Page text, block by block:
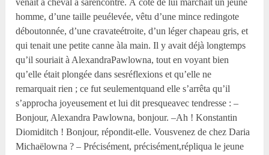
venait à cheval à sarencontre. À côté de lui marchait un jeune
homme, d’une taille peuélevée, vêtu d’une mince redingote
déboutonnée, d’une cravateétroite, d’un léger chapeau gris, et
qui tenait une petite canne àla main. Il y avait déjà longtemps
qu’il souriait à AlexandraPawlowna, tout en voyant bien
qu’elle était plongée dans sesréflexions et qu’elle ne
remarquait rien ; ce fut seulementquand elle s’arrêta qu’il
s’approcha joyeusement et lui dit presqueavec tendresse : –
Bonjour, Alexandra Pawlowna, bonjour. –Ah ! Konstantin
Diomiditch ! Bonjour, répondit-elle. Vousvenez de chez Daria
Michaëlowna ? – Précisément, précisément,répliqua le jeune